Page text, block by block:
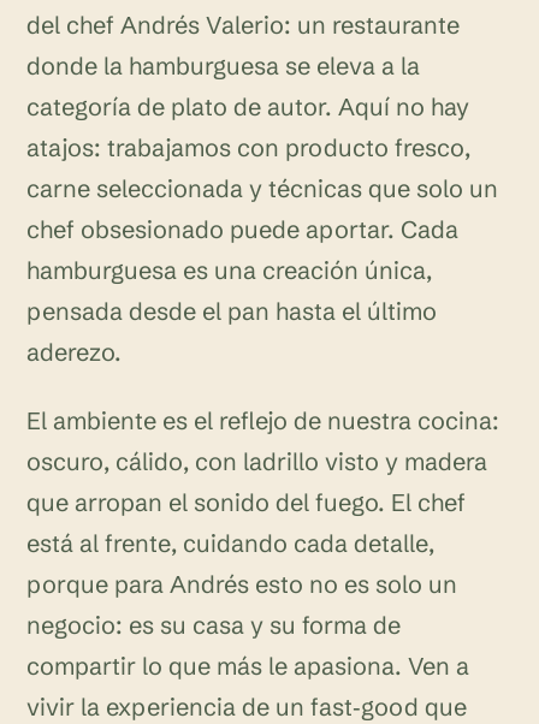
del chef Andrés Valerio: un restaurante
donde la hamburguesa se eleva a la
categoría de plato de autor. Aquí no hay
atajos: trabajamos con producto fresco,
carne seleccionada y técnicas que solo un
chef obsesionado puede aportar. Cada
hamburguesa es una creación única,
pensada desde el pan hasta el último
aderezo.
El ambiente es el reflejo de nuestra cocina:
oscuro, cálido, con ladrillo visto y madera
que arropan el sonido del fuego. El chef
está al frente, cuidando cada detalle,
porque para Andrés esto no es solo un
negocio: es su casa y su forma de
compartir lo que más le apasiona. Ven a
vivir la experiencia de un fast‑good que